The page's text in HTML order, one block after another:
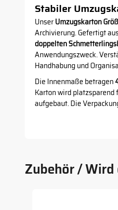
Stabiler
UnserUmzugskarton
Archivierung. Gefertigt
doppelten
Anwendungszweck.
Handhabung und
Die Innenmaße betragen
Karton wird
aufgebaut. Die
Zubehör /